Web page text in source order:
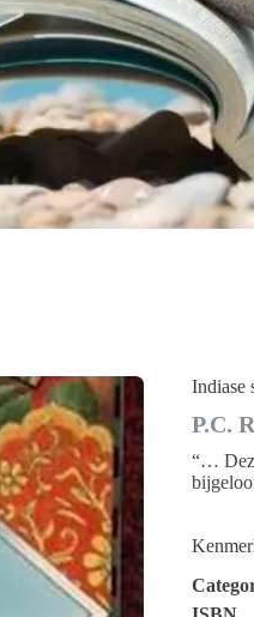
Indiase
P.C.
“…